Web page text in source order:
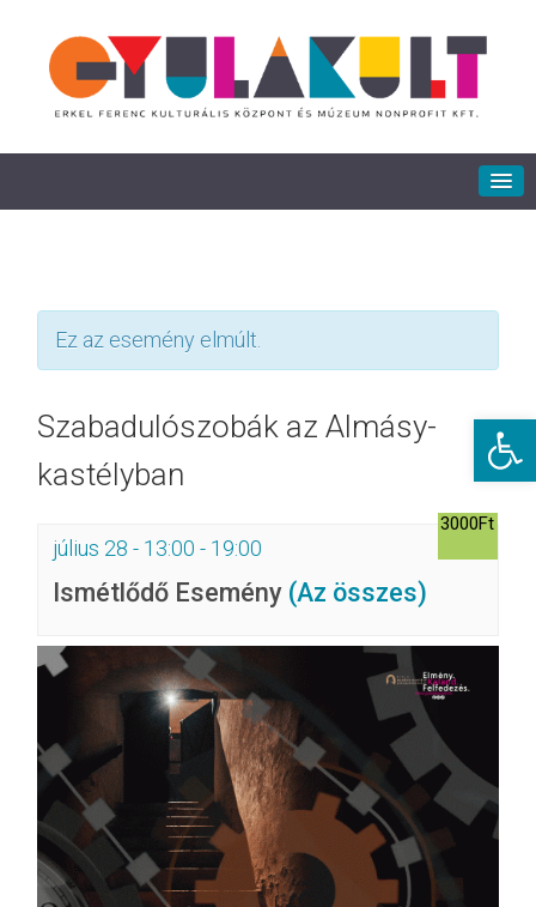
Ez az esemény elmúlt.
Szabadulószobák az Almásy-
kastélyban
július 28 - 13:00 - 19:00
Ismétlődő Esemény (Az összes)
3000Ft